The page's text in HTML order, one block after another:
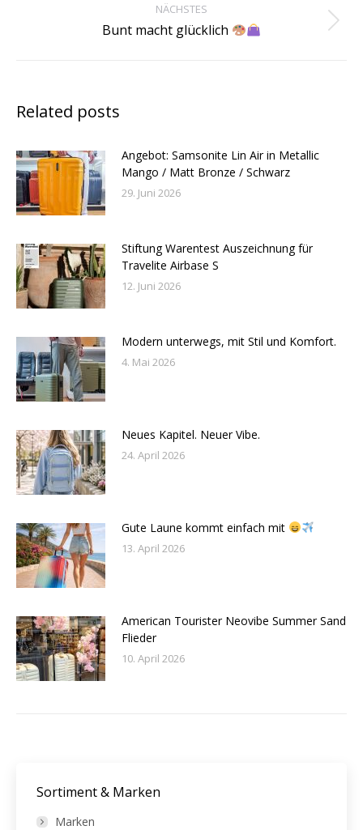
NÄCHSTES
Nächster
Bunt macht glücklich
Related posts
Angebot: Samsonite Lin Air in Metallic
Mango / Matt Bronze / Schwarz
29. Juni 2026
Stiftung Warentest Auszeichnung für
Travelite Airbase S
12. Juni 2026
Modern unterwegs, mit Stil und Komfort.
4. Mai 2026
Neues Kapitel. Neuer Vibe.
24. April 2026
Gute Laune kommt einfach mit
13. April 2026
American Tourister Neovibe Summer Sand
Flieder
10. April 2026
Sortiment & Marken
Marken